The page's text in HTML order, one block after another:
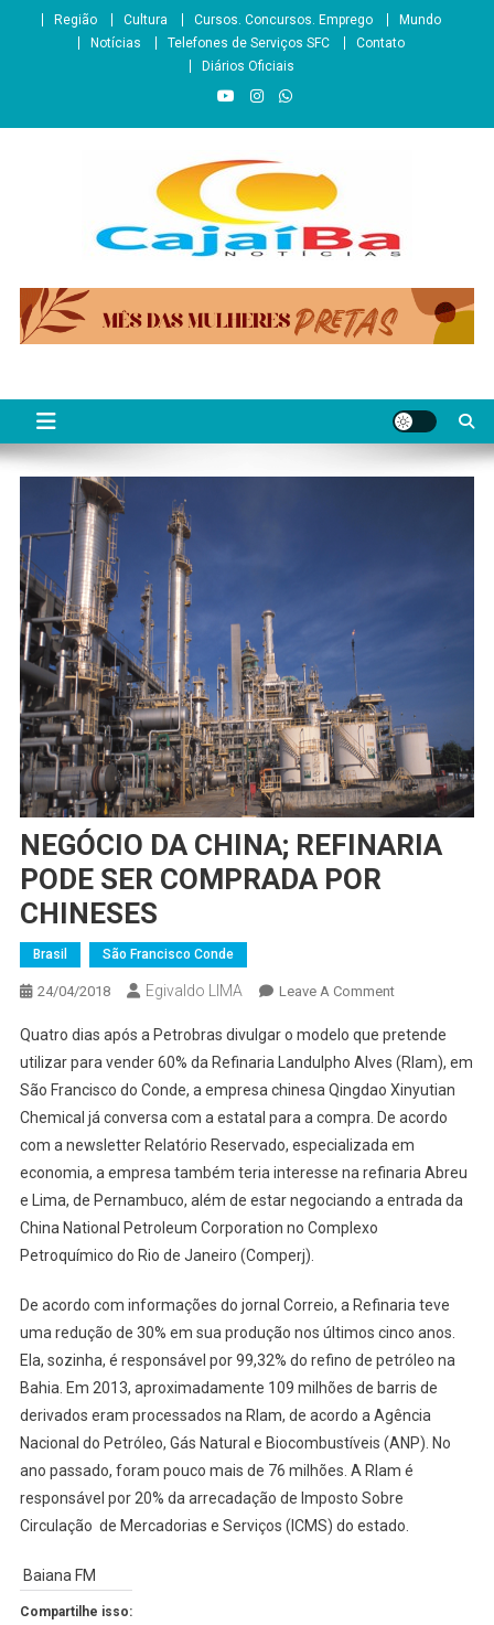
Região Cultura Cursos. Concursos. Emprego
Mundo
Notícias
Telefones de Serviços SFC
Contato
Diários Oficiais
CajaíbaNotícias
NEGÓCIO DA CHINA; REFINARIA
PODE SER COMPRADA POR
CHINESES
Brasil São Francisco Conde
24/04/2018 Egivaldo LIMA Leave A CommentOn
DA
CHINA;
REFINARIA
PODE
SER
COMPRADA
POR
Quatro dias após a Petrobras divulgar o modelo que pretende
utilizar para vender 60% da Refinaria Landulpho Alves (Rlam), em
São Francisco do Conde, a empresa chinesa Qingdao Xinyutian
Chemical já conversa com a estatal para a compra. De acordo
com a newsletter Relatório Reservado, especializada em
economia, a empresa também teria interesse na refinaria Abreu
e Lima, de Pernambuco, além de estar negociando a entrada da
China National Petroleum Corporation no Complexo
Petroquímico do Rio de Janeiro (Comperj).
De acordo com informações do jornal Correio, a Refinaria teve
uma redução de 30% em sua produção nos últimos cinco anos.
Ela, sozinha, é responsável por 99,32% do refino de petróleo na
Bahia. Em 2013, aproximadamente 109 milhões de barris de
derivados eram processados na Rlam, de acordo a Agência
Nacional do Petróleo, Gás Natural e Biocombustíveis (ANP). No
ano passado, foram pouco mais de 76 milhões. A Rlam é
responsável por 20% da arrecadação de Imposto Sobre
Circulação de Mercadorias e Serviços (ICMS) do estado.
Baiana FM
Compartilhe isso: